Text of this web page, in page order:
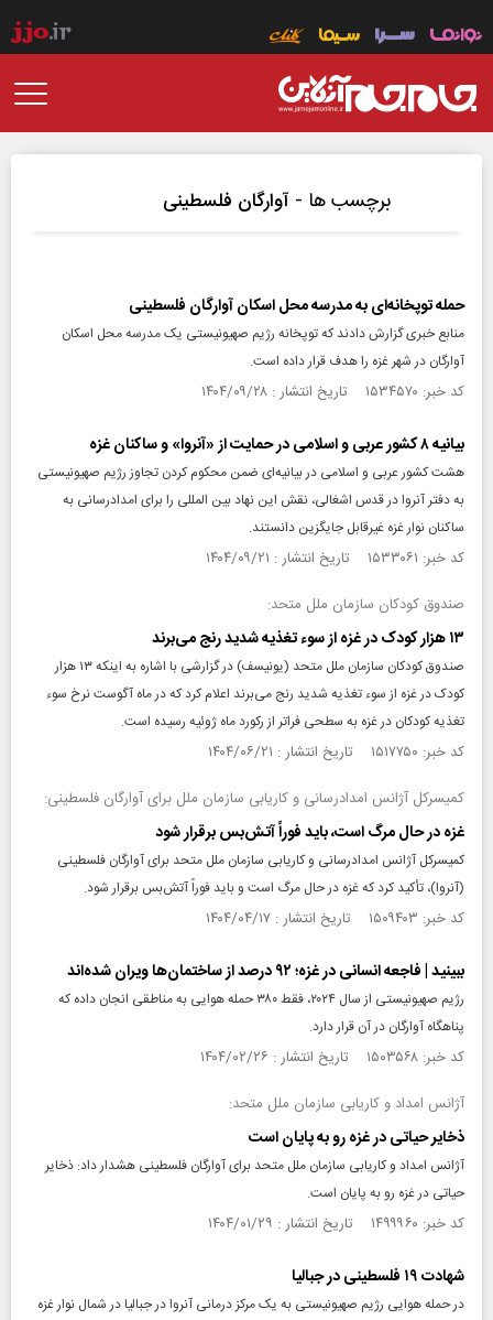
برچسب ها - آوارگان فلسطینی
حمله توپخانه‌ای به مدرسه محل اسکان آوارگان فلسطینی
منابع خبری گزارش دادند که توپخانه رژیم صهیونیستی یک مدرسه محل اسکان
آوارگان در شهر غزه را هدف قرار داده است.
کد خبر: ۱۵۳۴۵۷۰ تاریخ انتشار : ۱۴۰۴/۰۹/۲۸
بیانیه ۸ کشور عربی و اسلامی در حمایت از «آنروا» و ساکنان غزه
هشت کشور عربی و اسلامی در بیانیه‌ای ضمن محکوم کردن تجاوز رژیم صهیونیستی
به دفتر آنروا در قدس اشغالی، نقش این نهاد بین المللی را برای امدادرسانی به
ساکنان نوار غزه غیرقابل جایگزین دانستند.
کد خبر: ۱۵۳۳۰۶۱ تاریخ انتشار : ۱۴۰۴/۰۹/۲۱
صندوق کودکان سازمان ملل متحد:
۱۳ هزار کودک در غزه از سوء‌ تغذیه شدید رنج می‌برند
صندوق کودکان سازمان ملل متحد (یونیسف) در گزارشی با اشاره به اینکه ۱۳ هزار
کودک در غزه از سوء‌ تغذیه شدید رنج می‌برند اعلام کرد که در ماه آگوست نرخ سوء
تغذیه کودکان در غزه به سطحی فراتر از رکورد ماه ژوئیه رسیده است.
کد خبر: ۱۵۱۷۷۵۰ تاریخ انتشار : ۱۴۰۴/۰۶/۲۱
کمیسرکل آژانس امدادرسانی و کاریابی سازمان ملل برای آوارگان فلسطینی:
غزه در حال مرگ است، باید فوراً آتش‌بس برقرار شود
کمیسرکل آژانس امدادرسانی و کاریابی سازمان ملل متحد برای آوارگان فلسطینی
(آنروا)، تأکید کرد که غزه در حال مرگ است و باید فوراً آتش‌بس برقرار شود.
کد خبر: ۱۵۰۹۴۰۳ تاریخ انتشار : ۱۴۰۴/۰۴/۱۷
ببینید | فاجعه انسانی در غزه؛ ۹۲ درصد از ساختمان‌ها ویران شده‌اند
رژیم صهیونیستی از سال ۲۰۲۴، فقط ۳۸۰ حمله هوایی به مناطقی انجان داده که
پناهگاه آوارگان در آن قرار دارد.
کد خبر: ۱۵۰۳۵۶۸ تاریخ انتشار : ۱۴۰۴/۰۲/۲۶
آژانس امداد و کاریابی سازمان ملل متحد:
ذخایر حیاتی در غزه رو به پایان است
آژانس امداد و کاریابی سازمان ملل متحد برای آوارگان فلسطینی هشدار داد: ذخایر
حیاتی در غزه رو به پایان است.
کد خبر: ۱۴۹۹۹۶۰ تاریخ انتشار : ۱۴۰۴/۰۱/۲۹
شهادت ۱۹ فلسطینی در جبالیا
در حمله هوایی رژیم صهیونیستی به یک مرکز درمانی آنروا در جبالیا در شمال نوار غزه